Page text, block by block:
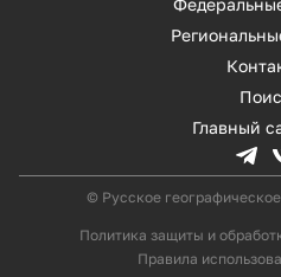
Главный
© Русское
Политика защиты и
Правила